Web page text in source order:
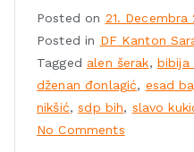
Posted on 21. Decembra
Posted in DF Kanton
Tagged alen šerak, bibija
dženan đonlagić, esad
nikšić,sdp bih, slavo
No Comments